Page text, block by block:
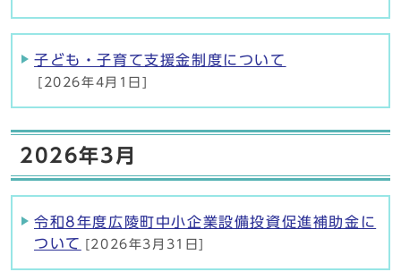
子ども・子育て支援金制度について
[2026年4月1日]
2026年3月
令和8年度広陵町中小企業設備投資促進補助金に
ついて
[2026年3月31日]